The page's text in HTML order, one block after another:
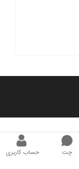
چت حساب کاربری